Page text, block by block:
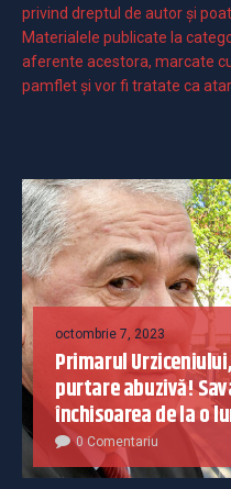
privind dreptul de autor și
Materialele publicate la
aferente acestora, marcate
pamflet și vor fi tratate ca
octombrie 7, 2023
Primarul
purtare abuzivă!
închisoarea de la o
0 Comentariu